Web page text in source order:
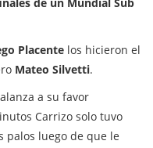
Placente los hicieron el
Mateo Silvetti.
a su favor
Carrizo solo tuvo
palos luego de que le